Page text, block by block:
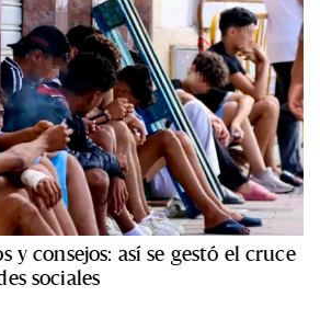
y consejos: así se gestó el cruce
sociales